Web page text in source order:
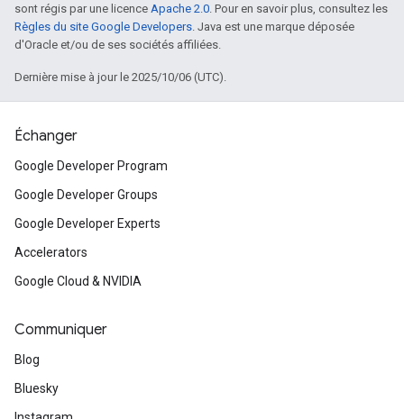
sont régis par une licence Apache 2.0 . Pour en savoir plus, consultez les
Règles du site Google Developers . Java est une marque déposée
d'Oracle et/ou de ses sociétés affiliées.
Dernière mise à jour le 2025/10/06 (UTC).
Échanger
Google Developer Program
Google Developer Groups
Google Developer Experts
Accelerators
Google Cloud & NVIDIA
Communiquer
Blog
Bluesky